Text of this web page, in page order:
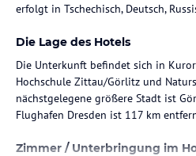
erfolgt in Tschechisch, Deutsch,
Die Lage des Hotels
Die Unterkunft befindet sich in
Hochschule Zittau/Görlitz und
nächstgelegene größere Stadt ist
Flughafen Dresden ist 117 km
Zimmer / Unterbringung im